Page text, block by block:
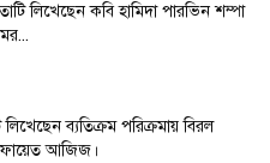
লিখেছেন কবি হামিদা পারভিন শম্পা
লিখেছেন ব্যতিক্রম পরিক্রমায় বিরল
আজিজ।